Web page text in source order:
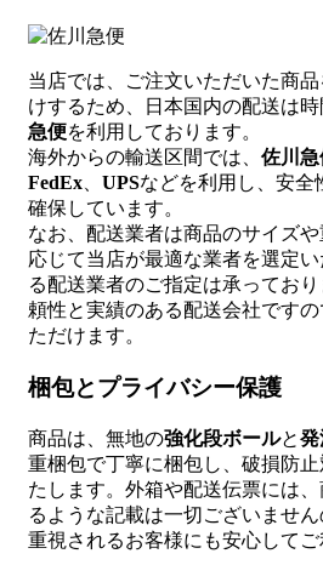
当店では、ご注文いただいた商
けするため、日本国内の配送は
急便を利用しております。
海外からの輸送区間では、 佐川急
FedEx
UPSなどを利用し、安全
確保しています。
なお、配送業者は商品のサイズ
応じて当店が最適な業者を選定
る配送業者のご指定は承ってお
頼性と実績のある配送会社です
ただけます。
梱包とプライバシー保護
商品は、無地の強化段ボールと発
重梱包で丁寧に梱包し、破損防
たします。外箱や配送伝票には
るような記載は一切ございませ
重視されるお客様にも安心してご